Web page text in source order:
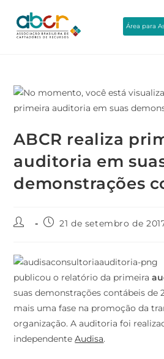
Área para
ABCR realiza
auditoria em
demonstrações
21 de setembro de
publicou o relatório da primeira
suas demonstrações contábeis de
mais uma fase na promoção da
organização. A auditoria foi
independenteAudisa.